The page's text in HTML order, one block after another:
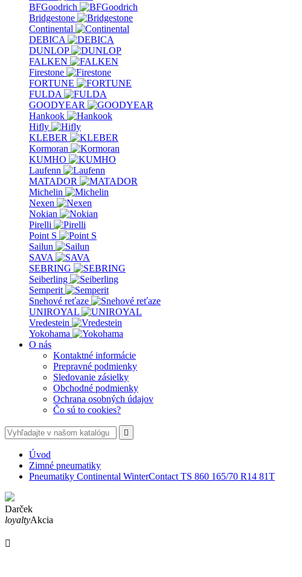
BFGoodrich
Bridgestone
Continental
DEBICA
DUNLOP
FALKEN
Firestone
FORTUNE
FULDA
GOODYEAR
Hankook
Hifly
KLEBER
Kormoran
KUMHO
Laufenn
MATADOR
Michelin
Nexen
Nokian
Pirelli
Point S
Sailun
SAVA
SEBRING
Seiberling
Semperit
Snehové reťaze
UNIROYAL
Vredestein
Yokohama
O nás
Kontaktné informácie
Prepravné podmienky
Sledovanie zásielky
Obchodné podmienky
Ochrana osobných údajov
Čo sú to cookies?

Úvod
Zimné pneumatiky
Pneumatiky Continental WinterContact TS 860 165/70 R14 81T
Darček
loyaltyAkcia
